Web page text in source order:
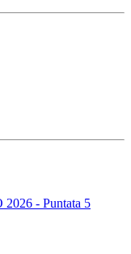
- Puntata 5